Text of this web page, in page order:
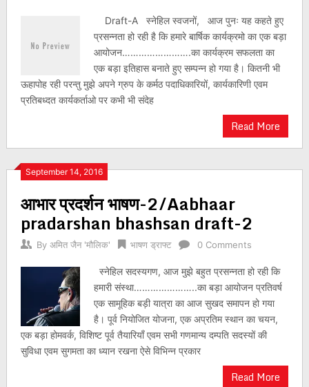
Draft-A स्नेहिल स्वजनों, आज पुनः यह कहते हुए
प्रसन्नता हो रही है कि हमारे बार्षिक कार्यक्रमो का एक बड़ा
आयोजन…………………….का कार्यक्रम सफलता का
एक बड़ा इतिहास बनाते हुए सम्पन्न हो गया है। कितनी भी
ऊहापोह रही परन्तु मुझे अपने ग्रुप के कर्मठ पदाधिकारियों, कार्यकारिणी एवम
प्रतिबध्दत कार्यकर्ताओ पर कभी भी संदेह
Read More
September 14, 2016
आभार प्रदर्शन भाषण-2/Aabhaar
pradarshan bhashsan draft-2
By अमित जैन 'मौलिक' भाषण ड्राफ्ट 0 Comments
स्नेहिल सदस्यगण, आज मुझे बहुत प्रसन्नता हो रही कि
हमारी संस्था…………………..का बड़ा आयोजन प्रतिवर्ष
एक सामूहिक बड़ी यात्रा का आज सुखद समापन हो गया
है। पूर्व नियोजित योजना, एक अप्रतिम स्थान का चयन,
एक बड़ा होमवर्क, विशिष्ट पूर्व तैयारियाँ एवम सभी गणमान्य दम्पति सदस्यों की
सुविधा एवम सुगमता का ध्यान रखना ऐसे विभिन्न प्रकार
Read More